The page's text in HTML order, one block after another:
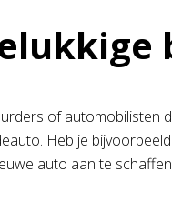
of automobilisten
Heb je
auto aan te